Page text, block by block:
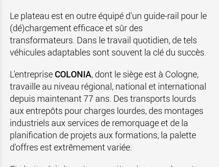
Le plateau est en outre équipé d'un guide-rail pour le
(dé)chargement efficace et sûr des
transformateurs. Dans le travail quotidien, de tels
véhicules adaptables sont souvent la clé du succès.
L'entreprise COLONIA, dont le siège est à Cologne,
travaille au niveau régional, national et international
depuis maintenant 77 ans. Des transports lourds
aux entrepôts pour charges lourdes, des montages
industriels aux services de remorquage et de la
planification de projets aux formations, la palette
d'offres est extrêmement variée.